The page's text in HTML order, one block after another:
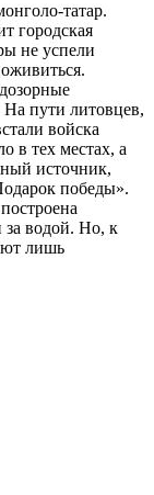
татар.
городская
не успели
пути литовцев,
войска
в тех местах, а
источник,
победы».
за водой. Но, к
лишь